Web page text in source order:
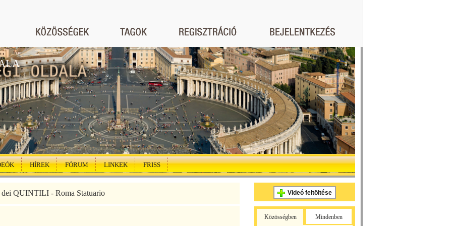
HÍREK FÓRUM LINKEK FRISS
QUINTILI - Roma Statuario Videó feltöltése
Közösségben Mindenben